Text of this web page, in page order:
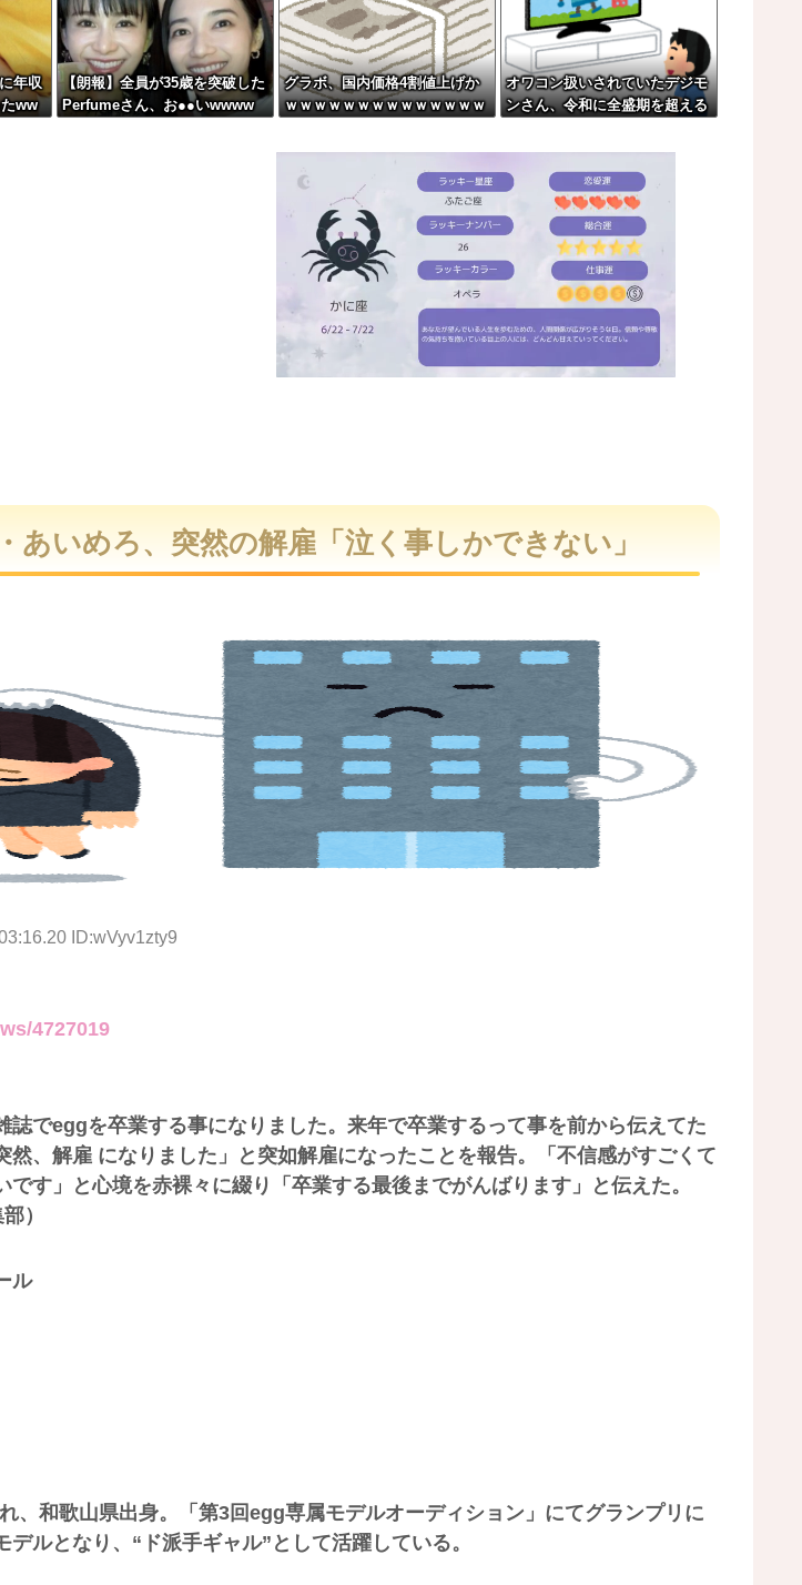
「学生時代は全然モテなかったです」←これほんまかぁ？w w w w w w w w
らけの美人海鮮料理人、現る！！←コレはセクシー過ぎてワイらにブッ刺さりまくりw w w ...
美脚、とんでもないダンスを披露してしまうwwwwwwwww
4tトラックが原因の玉突き事故に巻き込まれた軽バンの車載。
のおじさんにドローンを特攻させるおそロシア。
（笑）ミニストップでトラックと衝突したドラレコが（ノ∇`）
年収
ww
【朗報】全員が35歳を突破した
Perfumeさん、お●●いwwww
グラボ、国内価格4割値上げか
ｗｗｗｗｗｗｗｗｗｗｗｗｗｗ
オワコン扱いされていたデジモ
ンさん、令和に全盛期を超える
e
あいめろ、突然の解雇「泣く事しかできない」
ID:wVyv1zty9
4727019
誌でeggを卒業する事になりました。来年で卒業するって事を前から伝えてた
然、解雇 になりました」と突如解雇になったことを報告。「不信感がすごくて
です」と心境を赤裸々に綴り「卒業する最後までがんばります」と伝えた。
）
ル
、和歌山県出身。「第3回egg専属モデルオーディション」にてグランプリに
デルとなり、“ド派手ギャル”として活躍している。